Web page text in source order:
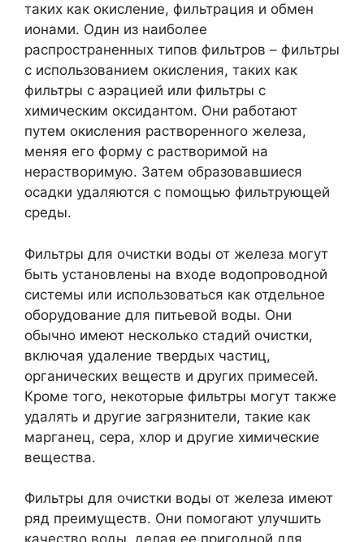
таких как окисление, фильтрация и обмен
ионами. Один из наиболее
распространенных типов фильтров – фильтры
с использованием окисления, таких как
фильтры с аэрацией или фильтры с
химическим оксидантом. Они работают
путем окисления растворенного железа,
меняя его форму с растворимой на
нерастворимую. Затем образовавшиеся
осадки удаляются с помощью фильтрующей
среды.
Фильтры для очистки воды от железа могут
быть установлены на входе водопроводной
системы или использоваться как отдельное
оборудование для питьевой воды. Они
обычно имеют несколько стадий очистки,
включая удаление твердых частиц,
органических веществ и других примесей.
Кроме того, некоторые фильтры могут также
удалять и другие загрязнители, такие как
марганец, сера, хлор и другие химические
вещества.
Фильтры для очистки воды от железа имеют
ряд преимуществ. Они помогают улучшить
качество воды, делая ее пригодной для